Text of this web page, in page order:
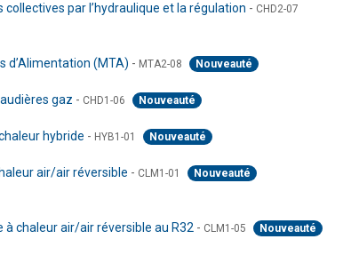
par l’hydraulique et la régulation - CHD2-07
d’Alimentation (MTA) - MTA2-08 Nouveauté
gaz - CHD1-06 Nouveauté
hybride - HYB1-01 Nouveauté
air/air réversible - CLM1-01
Nouveauté
chaleur air/air réversible au R32 - CLM1-05 Nouveauté